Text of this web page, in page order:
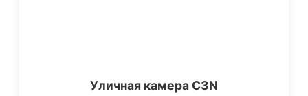
Уличная камера C3N